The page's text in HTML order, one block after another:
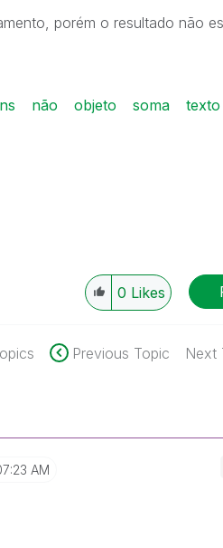
porém o resultado não
não objeto soma texto
0 Likes
Previous Topic Next
AM